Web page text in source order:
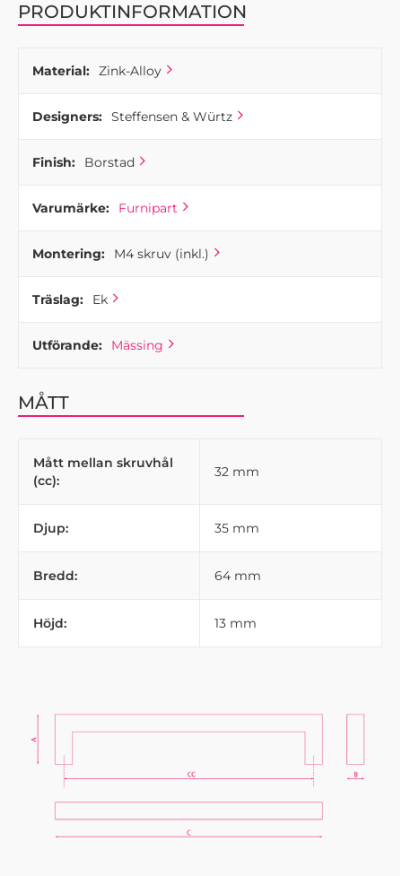
PRODUKTINFORMATION
Material: Zink-Alloy
Designers: Steffensen & Würtz
Finish: Borstad
Varumärke: Furnipart
Montering: M4 skruv (inkl.)
Träslag: Ek
Utförande: Mässing
MÅTT
Mått mellan skruvhål
(cc):
32 mm
Djup: 35 mm
Bredd: 64 mm
Höjd: 13 mm